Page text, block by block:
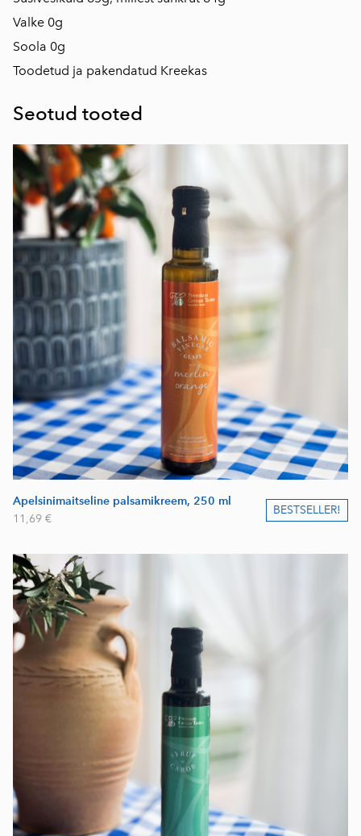
Valke 0g
Soola 0g
Toodetud ja pakendatud Kreekas
Seotud tooted
Apelsinimaitseline palsamikreem, 250 ml
11,69 €
BESTSELLER!